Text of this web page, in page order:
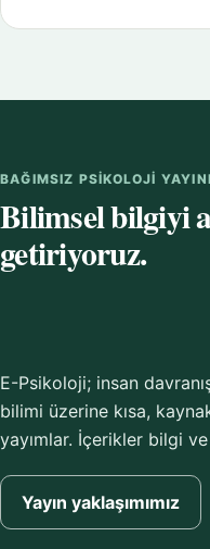
BAĞIMSIZ PSIKOLOJI YAYINI
Bilimsel bilgiyi
getiriyoruz.
E-Psikoloji; insan
bilimi üzerine kısa,
yayımlar. İçerikler bilgi ve
Yayın yaklaşımımız